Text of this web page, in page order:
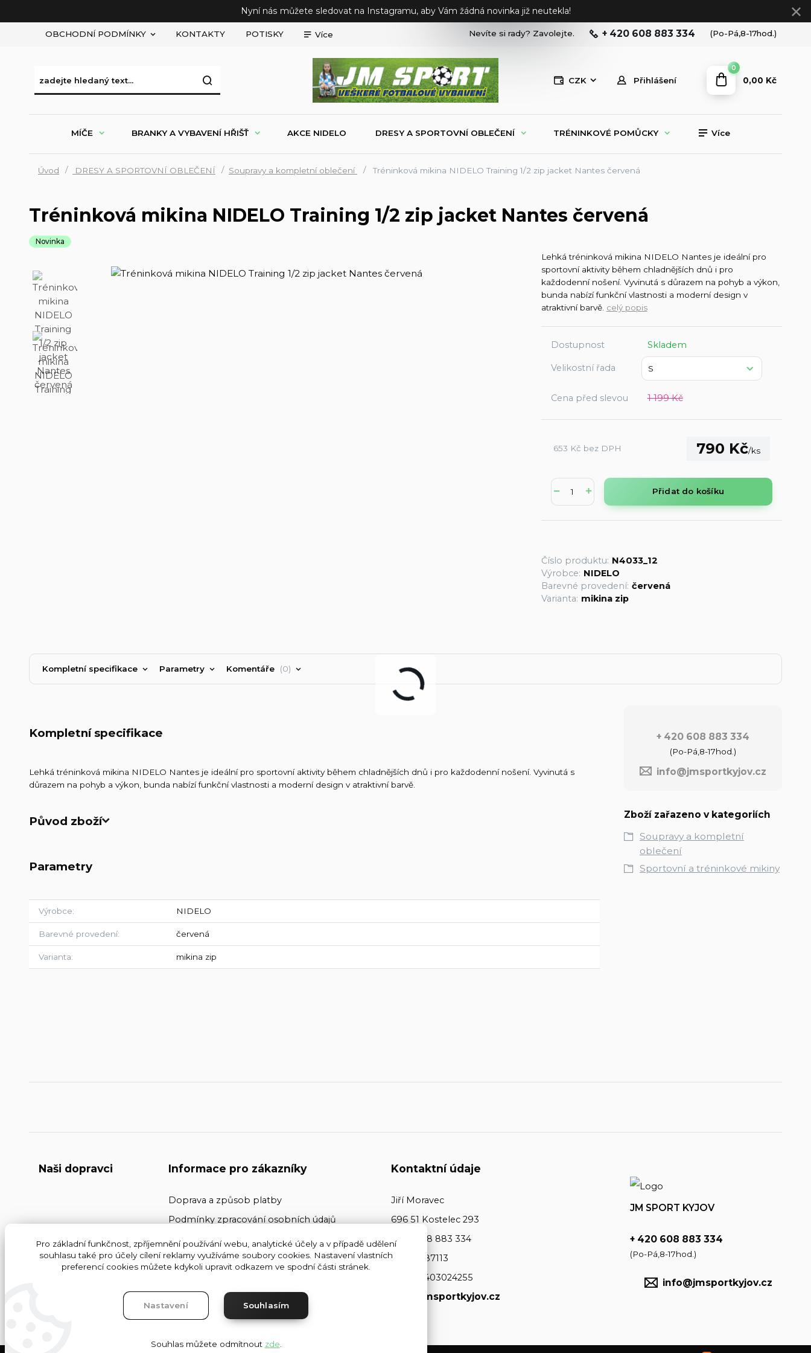
Nyní nás můžete sledovat na Instagramu, aby Vám žádná novinka již neutekla!
OBCHODNÍ PODMÍNKY KONTAKTY POTISKY Více
CZK Přihlášení
Nevíte si rady? Zavolejte. + 420 608 883 334 (Po-Pá,8-17hod.)
0
0,00 Kč
MÍČE BRANKY A VYBAVENÍ HŘIŠŤ AKCE NIDELO DRESY A SPORTOVNÍ OBLEČENÍ TRÉNINKOVÉ POMŮCKY Více
Úvod DRESY A SPORTOVNÍ OBLEČENÍ Soupravy a kompletní oblečení Tréninková mikina NIDELO Training 1/2 zip jacket Nantes červená
Tréninková mikina NIDELO Training 1/2 zip jacket Nantes červená
Novinka
Lehká tréninková mikina NIDELO Nantes je ideální pro
sportovní aktivity během chladnějších dnů i pro
každodenní nošení. Vyvinutá s důrazem na pohyb a výkon,
bunda nabízí funkční vlastnosti a moderní design v
atraktivní barvě. celý popis
Dostupnost Skladem
Velikostní řada
Cena před slevou 1 199 Kč
790 Kč/ks
653 Kč bez DPH
Přidat do košíku
Číslo produktu: N4033_12
Výrobce: NIDELO
Barevné provedení: červená
Varianta: mikina zip
Kompletní specifikace Parametry Komentáře 0
Kompletní specifikace
Lehká tréninková mikina NIDELO Nantes je ideální pro sportovní aktivity během chladnějších dnů i pro každodenní nošení. Vyvinutá s
důrazem na pohyb a výkon, bunda nabízí funkční vlastnosti a moderní design v atraktivní barvě.
Původ zboží
Parametry
Výrobce NIDELO
Barevné provedení červená
Varianta mikina zip
+ 420 608 883 334
(Po-Pá,8-17hod.)
info@jmsportkyjov.cz
Zboží zařazeno v kategoriích
Soupravy a kompletní
oblečení
Sportovní a tréninkové mikiny
Naši dopravci Informace pro zákazníky
Doprava a způsob platby
Podmínky zpracování osobních údajů
Kontakty
Obchodní podmínky
Kontaktní údaje
Jiří Moravec
696 51 Kostelec 293
+420 608 883 334
ičo: 64487113
dič: CZ7403024255
www.jmsportkyjov.cz
JM SPORT KYJOV
+ 420 608 883 334
(Po-Pá,8-17hod.)
info@jmsportkyjov.cz
Pro základní funkčnost, zpříjemnění používání webu, analytické účely a v případě udělení
souhlasu také pro účely cílení reklamy využíváme soubory cookies. Nastavení vlastních
preferencí cookies můžete kdykoli upravit odkazem ve spodní části stránek.
Nastavení Souhlasím
Souhlas můžete odmítnout zde